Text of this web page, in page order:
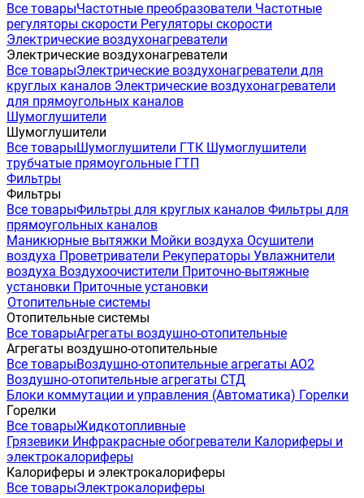
Все товарыЧастотные преобразователи Частотные
регуляторы скорости Регуляторы скорости
Электрические воздухонагреватели
Электрические воздухонагреватели
Все товарыЭлектрические воздухонагреватели для
круглых каналов Электрические воздухонагреватели
для прямоугольных каналов
Шумоглушители
Шумоглушители
Все товарыШумоглушители ГТК Шумоглушители
трубчатые прямоугольные ГТП
Фильтры
Фильтры
Все товарыФильтры для круглых каналов Фильтры для
прямоугольных каналов
Маникюрные вытяжки Мойки воздуха Осушители
воздуха Проветриватели Рекуператоры Увлажнители
воздуха Воздухоочистители Приточно-вытяжные
установки Приточные установки
Отопительные системы
Отопительные системы
Все товарыАгрегаты воздушно-отопительные
Агрегаты воздушно-отопительные
Все товарыВоздушно-отопительные агрегаты АО2
Воздушно-отопительные агрегаты СТД
Блоки коммутации и управления (Автоматика) Горелки
Горелки
Все товарыЖидкотопливные
Грязевики Инфракрасные обогреватели Калориферы и
электрокалориферы
Калориферы и электрокалориферы
Все товарыЭлектрокалориферы